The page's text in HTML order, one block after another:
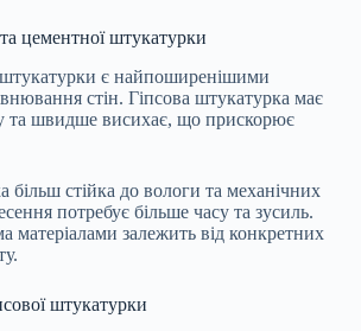
цементної штукатурки
штукатурки є найпоширенішими
стін. Гіпсова штукатурка має
та швидше висихає, що прискорює
стійка до вологи та механічних
потребує більше часу та зусиль.
матеріалами залежить від конкретних
штукатурки